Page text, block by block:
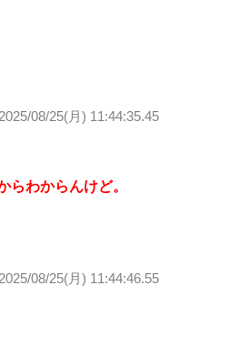
2025/08/25(月) 11:44:35.45
らわからんけど。
2025/08/25(月) 11:44:46.55